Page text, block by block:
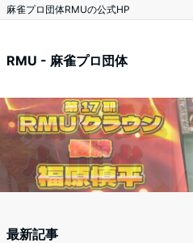
麻雀プロ団体RMUの公式HP
RMU - 麻雀プロ団体
最新記事